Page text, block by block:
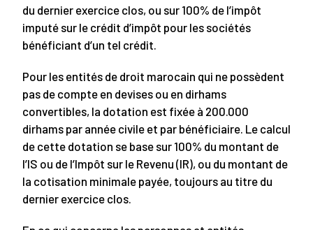
du dernier exercice clos, ou sur 100% de l’impôt
imputé sur le crédit d’impôt pour les sociétés
bénéficiant d’un tel crédit.
Pour les entités de droit marocain qui ne possèdent
pas de compte en devises ou en dirhams
convertibles, la dotation est fixée à 200.000
dirhams par année civile et par bénéficiaire. Le calcul
de cette dotation se base sur 100% du montant de
l’IS ou de l’Impôt sur le Revenu (IR), ou du montant de
la cotisation minimale payée, toujours au titre du
dernier exercice clos.